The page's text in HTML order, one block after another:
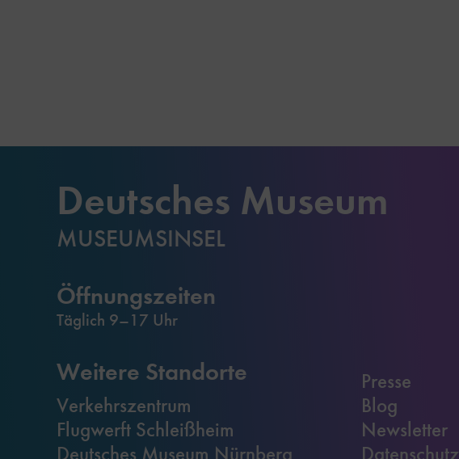
Deutsches Museum
MUSEUMSINSEL
Öffnungszeiten
Täglich 9–17 Uhr
Weitere Standorte
Verkehrszentrum
Flugwerft Schleißheim
Deutsches Museum Nürnberg
Presse
Blog
Newsletter
Datenschutz